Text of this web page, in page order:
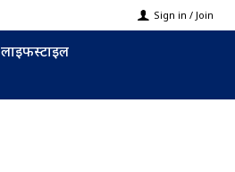
Sign in / Join
लाइफस्टाइल